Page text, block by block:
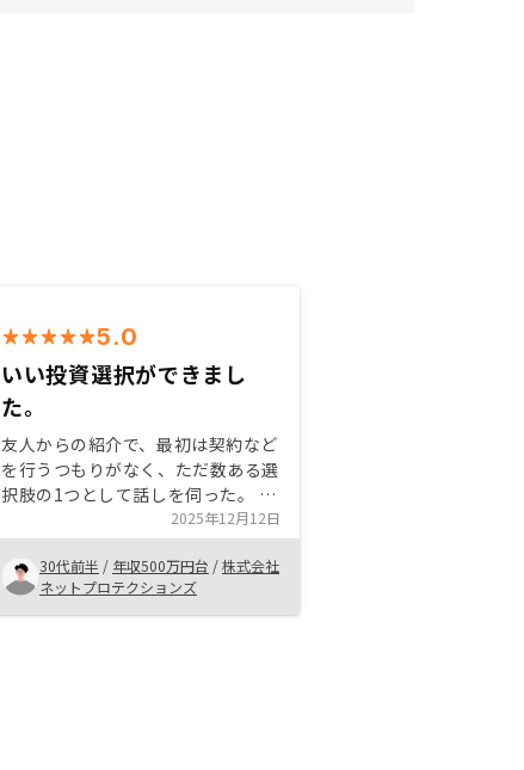
5.0
いい投資選択ができまし
た。
友人からの紹介で、最初は契約など
を行うつもりがなく、ただ数ある選
択肢の1つとして話しを伺った。 だ
が、実際にはメリデメや信頼性、行
う目的や将来性などを鑑みて今から
行うことが絶対にいいと思い契約を
することにしました。 もし不安を
抱えているなら、素直にセールスの
2025年12月12日
30代前半 / 年収500万円台 /株式会社
ネットプロテクションズ